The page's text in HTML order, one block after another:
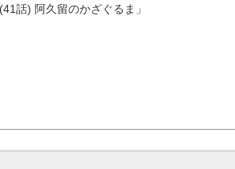
(41話) 阿久留のかざぐるま 」